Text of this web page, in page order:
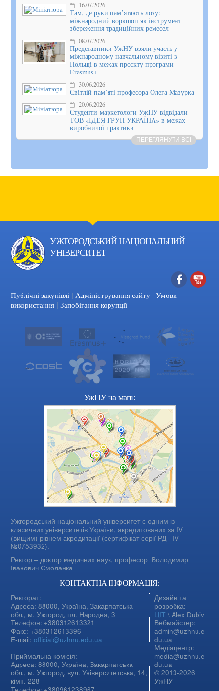
16.07.2026
Там, де руки памʼятають лозу:
міжнародний воркшоп як інструмент
збереження традиційних ремесел
08.07.2026
Представники УжНУ взяли участь у
міжнародному навчальному візиті в
Польщі в межах проєкту програми
Erasmus+
30.06.2026
Світлій пам’яті професора Олега Мазурка
20.06.2026
Студенти-маркетологи УжНУ відвідали
ТОВ «ІДЕЯ ГРУП УКРАЇНА» в межах
виробничої практики
ПЕРЕГЛЯНУТИ ВСІ
УЖГОРОДСЬКИЙ НАЦІОНАЛЬНИЙ
УНІВЕРСИТЕТ
Facebook
Публічні закупівлі | Адміністрування сайту | Умови
використання | Запобігання корупції
УжНУ на мапі:
Ужгородський національний університет є одним із
класичних університетів України, акредитованих за IV
(вищим) рівнем акредитації (сертифікат серії РД - IV
№0753932).
Ректор – доктор медичних наук, професор Володимир
Іванович Смоланка
КОНТАКТНА ІНФОРМАЦІЯ:
Ректорат:
Адреса: 88000, Україна, Закарпатська
обл., м. Ужгород, пл. Народна, 3
Телефон: +380312613321
Факс: +380312613396
E-mail:official@uzhnu.edu.ua
Приймальна комісія:
Адреса: 88000, Україна, Закарпатська
обл., м. Ужгород, вул. Університетська, 14,
кімн. 228
Дизайн та
розробка:
ЦІТ \ Alex Dubiv
Вебмайстер:
admin@uzhnu.e
du.ua
Медіацентр:
media@uzhnu.e
du.ua
© 2013-2026
УжНУ